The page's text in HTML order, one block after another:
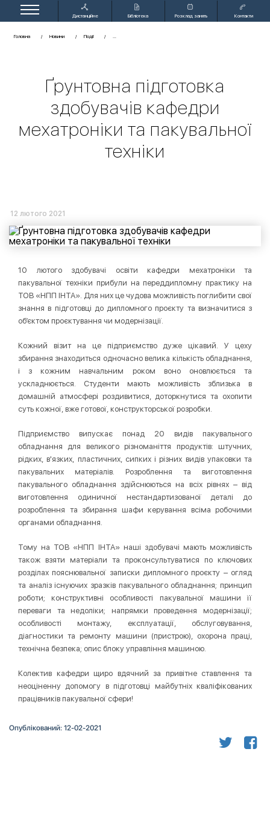
Дистанційне
Бібліотека Розклад занять Контакти
Головна Новини Події
Ґрунтовна підготовка
здобувачів кафедри
мехатроніки та пакувальної
техніки
12 лютого 2021
10 лютого здобувачі освіти кафедри мехатроніки та
пакувальної техніки прибули на переддипломну практику на
ТОВ «НПП ІНТА». Для них це чудова можливість поглибити свої
знання в підготовці до дипломного проєкту та визначитися з
об’єктом проєктування чи модернізації.
Кожний візит на це підприємство дуже цікавий. У цеху
збирання знаходиться одночасно велика кількість обладнання,
і з кожним навчальним роком воно оновлюється та
ускладнюється. Студенти мають можливість зблизька в
домашній атмосфері роздивитися, доторкнутися та охопити
суть кожної, вже готової, конструкторської розробки.
Підприємство випускає понад 20 видів пакувального
обладнання для великого різноманіття продуктів: штучних,
рідких, в'язких, пластичних, сипких і різних видів упаковки та
пакувальних матеріалів. Розроблення та виготовлення
пакувального обладнання здійснюються на всіх рівнях – від
виготовлення одиничної нестандартизованої деталі до
розроблення та збирання шафи керування всіма робочими
органами обладнання.
Тому на ТОВ «НПП ІНТА» наші здобувачі мають можливість
також взяти матеріали та проконсультуватися по ключових
розділах пояснювальної записки дипломного проєкту – огляд
та аналіз існуючих зразків пакувального обладнання; принцип
роботи; конструктивні особливості пакувальної машини її
переваги та недоліки; напрямки проведення модернізації;
особливості монтажу, експлуатації, обслуговування,
діагностики та ремонту машини (пристрою), охорона праці,
технічна безпека; опис блоку управління машиною.
Колектив кафедри щиро вдячний за привітне ставлення та
неоціненну допомогу в підготовці майбутніх кваліфікованих
працівників пакувальної сфери!
Опублікований: 12-02-2021